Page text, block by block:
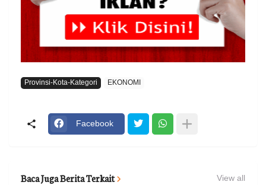
Provinsi-Kota-Kategori EKONOMI
Facebook
Baca Juga Berita Terkait View all